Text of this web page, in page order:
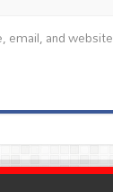
email, and